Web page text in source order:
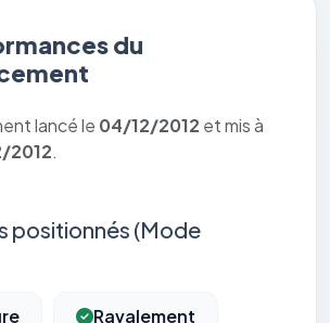
du
lancé le 04/12/2012 et mis à
2012.
positionnés (Mode
Ravalement